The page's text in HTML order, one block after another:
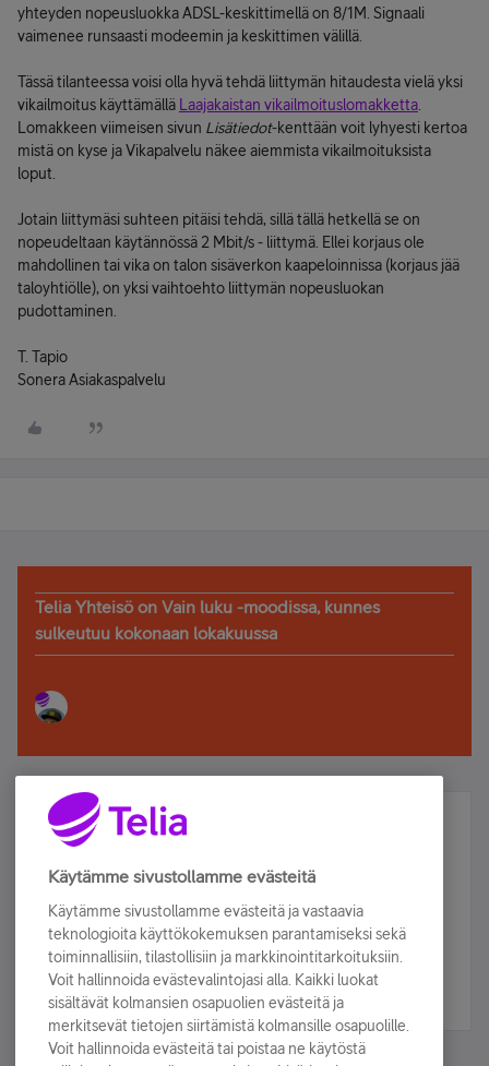
yhteyden nopeusluokka ADSL-keskittimellä on 8/1M. Signaali
vaimenee runsaasti modeemin ja keskittimen välillä.
Tässä tilanteessa voisi olla hyvä tehdä liittymän hitaudesta vielä yksi
vikailmoitus käyttämällä
Laajakaistan vikailmoituslomakketta
Lomakkeen viimeisen sivun Lisätiedot-kenttään voit lyhyesti kertoa
mistä on kyse ja Vikapalvelu näkee aiemmista vikailmoituksista
loput.
Jotain liittymäsi suhteen pitäisi tehdä, sillä tällä hetkellä se on
nopeudeltaan käytännössä 2 Mbit/s - liittymä. Ellei korjaus ole
mahdollinen tai vika on talon sisäverkon kaapeloinnissa (korjaus jää
taloyhtiölle), on yksi vaihtoehto liittymän nopeusluokan
pudottaminen.
T. Tapio
Sonera Asiakaspalvelu
Telia Yhteisö on Vain luku -moodissa, kunnes
sulkeutuu kokonaan lokakuussa
Älä jää paitsi – osallistu ja voita!
Tilaa Telian uutiskirje ja olet mukana arvonnassa.
sähköpostiisi.
Tilaa nyt
Käytämme sivustollamme evästeitä
Käytämme sivustollamme evästeitä ja vastaavia
teknologioita käyttökokemuksen parantamiseksi sekä
toiminnallisiin, tilastollisiin ja markkinointitarkoituksiin.
Voit hallinnoida evästevalintojasi alla. Kaikki luokat
sisältävät kolmansien osapuolien evästeitä ja
merkitsevät tietojen siirtämistä kolmansille osapuolille.
Voit hallinnoida evästeitä tai poistaa ne käytöstä